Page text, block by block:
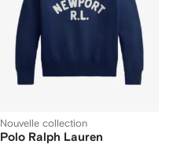
Nouvelle collection
Polo Ralph Lauren